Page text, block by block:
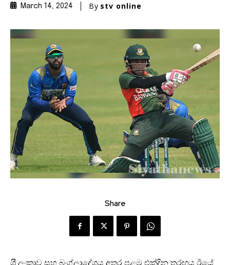
March 14, 2024 By stv online
Share
ශ‍්‍රී ලංකාව සහ බංග්ලාදේශය අතර පළමු එක්දින තරඟය ඊයේ